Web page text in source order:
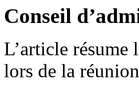
Conseil
L’article résume
lors de la